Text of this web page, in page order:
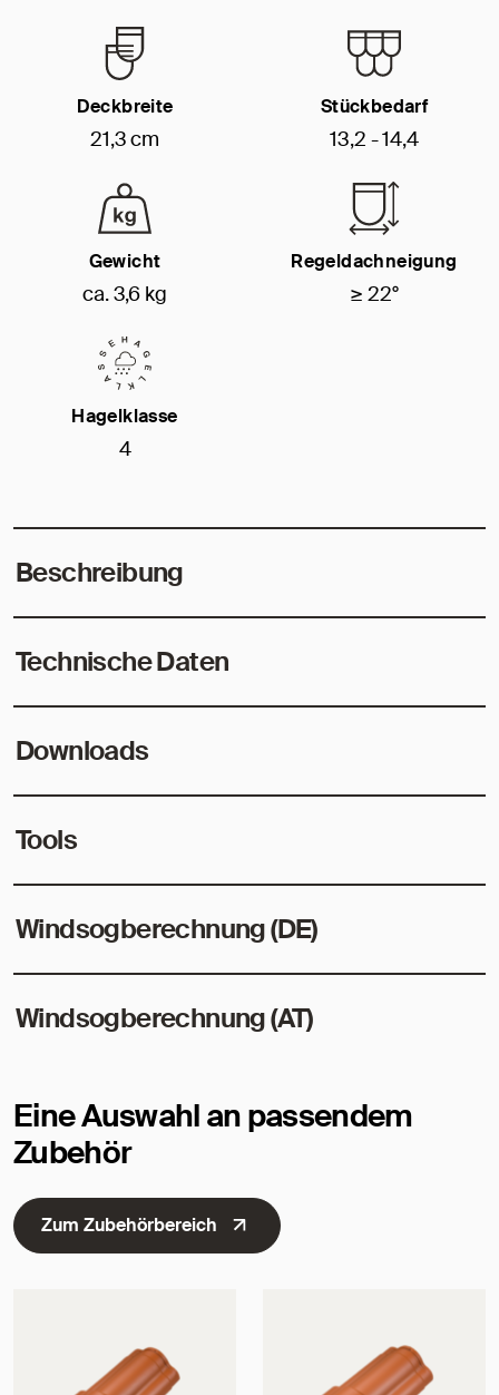
Deckbreite
21,3 cm
Stückbedarf
13,2 - 14,4
Gewicht
ca. 3,6 kg
Regeldachneigung
≥ 22°
Hagelklasse
4
Beschreibung
Technische Daten
Downloads
Tools
Windsogberechnung (DE)
Windsogberechnung (AT)
Eine Auswahl an passendem
Zubehör
Zum Zubehörbereich